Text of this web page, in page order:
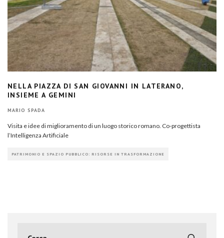
NELLA PIAZZA DI SAN GIOVANNI IN LATERANO,
INSIEME A GEMINI
MARIO SPADA
Visita e idee di miglioramento di un luogo storico romano. Co-progettista
l’Intelligenza Artificiale
PATRIMONIO E SPAZIO PUBBLICO: RISORSE IN TRASFORMAZIONE